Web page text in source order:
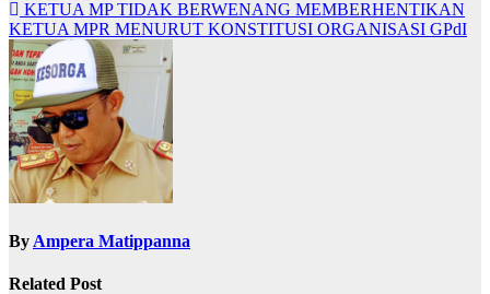
KETUA MP TIDAK BERWENANG MEMBERHENTIKAN
KETUA MPR MENURUT KONSTITUSI ORGANISASI GPdI
By Ampera Matippanna
Related Post